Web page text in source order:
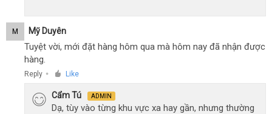
M Mỹ Duyên
Tuyệt vời, mới đặt hàng hôm qua mà hôm nay đã nhận được
hàng.
Reply ● Like
Cẩm Tú ADMIN
Dạ, tùy vào từng khu vực xa hay gần, nhưng thường